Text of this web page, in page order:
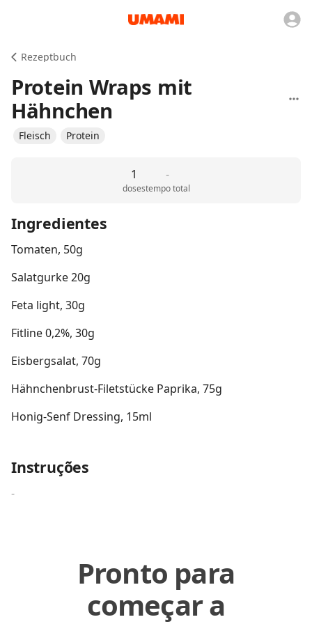
Rezeptbuch
Protein Wraps mit
Hähnchen
Fleisch Protein
1
doses
-
tempo total
Ingredientes
Tomaten, 50g
Salatgurke 20g
Feta light, 30g
Fitline 0,2%, 30g
Eisbergsalat, 70g
Hähnchenbrust-Filetstücke Paprika, 75g
Honig-Senf Dressing, 15ml
Instruções
-
Pronto para
começar a